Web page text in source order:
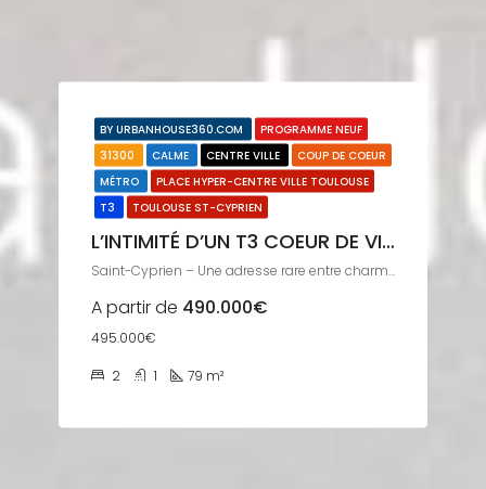
BY URBANHOUSE360.COM
PROGRAMME NEUF
31300
CALME CENTRE VILLE
COUP DE COEUR
MÉTRO
PLACE HYPER-CENTRE VILLE TOULOUSE
T3
TOULOUSE ST-CYPRIEN
L’INTIMITÉ D’UN T3 COEUR DE VILLE
Saint-Cyprien – Une adresse rare entre charme et modernité
A partir de 490.000€
495.000€
2 1 79 m²